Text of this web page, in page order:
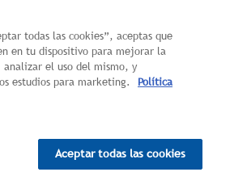
CONTACTO
NUEVOS
LANZAMIENTOS
AUTOSERVICIO
MAPA DEL SITIO AVISO LEGAL
POLÍTICA
DE PRIVACIDAD
todas las cookies”, aceptas que
en tu dispositivo para mejorar la
el uso del mismo, y
estudios para marketing.
Política
Aceptar todas las cookies